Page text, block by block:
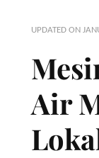
UPDATED ON
Air